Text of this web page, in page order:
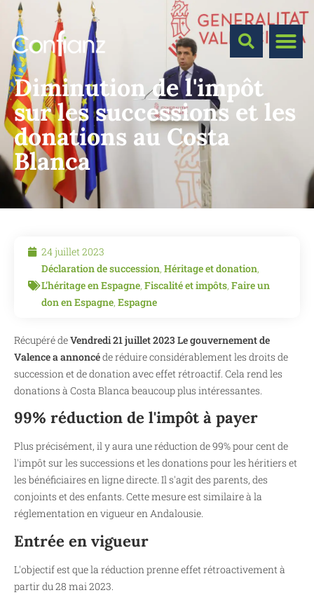
Diminution de l'impôt
sur les successions et les
donations au Costa
Blanca
24 juillet 2023
Déclaration de succession, Héritage et donation,
L'héritage en Espagne, Fiscalité et impôts, Faire un
don en Espagne, Espagne
Récupéré deVendredi 21 juillet 2023 Le gouvernement de
Valence a annoncéde réduire considérablement les droits de
succession et de donation avec effet rétroactif. Cela rend les
donations à Costa Blanca beaucoup plus intéressantes.
99% réduction de l'impôt à payer
Plus précisément, il y aura une réduction de 99% pour cent de
l'impôt sur les successions et les donations pour les héritiers et
les bénéficiaires en ligne directe. Il s'agit des parents, des
conjoints et des enfants. Cette mesure est similaire à la
réglementation en vigueur en Andalousie.
Entrée en vigueur
L'objectif est que la réduction prenne effet rétroactivement à
partir du 28 mai 2023.